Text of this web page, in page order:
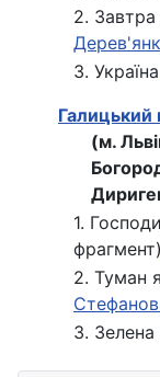
2.
3.
Галицький
(м.
1.
2. Туман
3. Зелена